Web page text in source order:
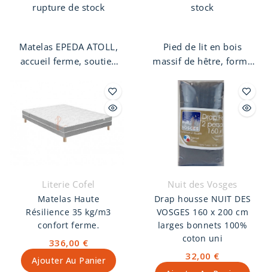
rupture de stock
Matelas EPEDA ATOLL,
accueil ferme, soutien
ensachés multi-air, 3
zones de confort.
Hauteur 25 cm. Face
hiver laine de France,
France, mousse de
confort 8 mm, fibres
polyester.
stock
Pied de lit en bois
massif de hêtre, forme
Pas de vis 8 mm.
Literie Cofel
Matelas Haute
Résilience 35 kg/m3
confort ferme.
336,00 €
Ajouter Au Panier
Nuit des Vosges
Drap housse NUIT DES
VOSGES 160 x 200 cm
larges bonnets 100%
coton uni
32,00 €